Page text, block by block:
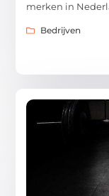
merken in
Bedrijven